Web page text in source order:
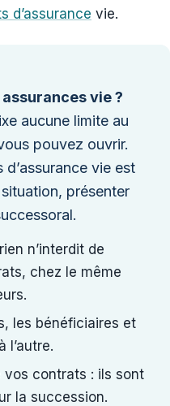
d’assurance vie.
vie ?
aucune limite au
pouvez ouvrir.
vie est
présenter
n’interdit de
chez le même
les bénéficiaires et
l’autre.
vos contrats : ils sont
la succession.